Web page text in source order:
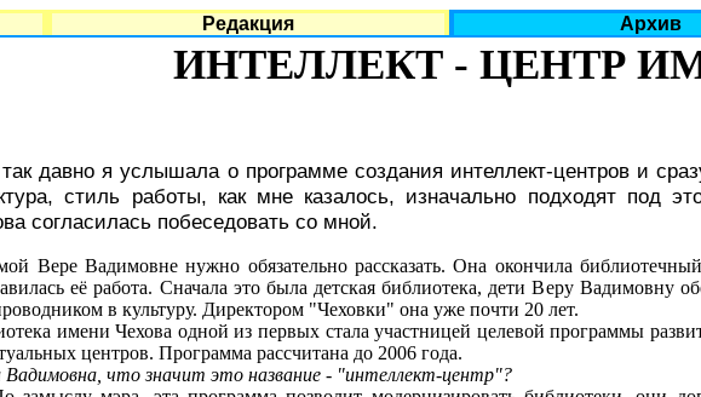
Редакция Архив
ИНТЕЛЛЕКТ - ЦЕНТР
давно я услышала о программе создания интеллект-центров и
стиль работы, как мне казалось, изначально подходят под
согласилась побеседовать со мной.
Вере Вадимовне нужно обязательно рассказать. Она окончила
её работа. Сначала это была детская библиотека, дети Веру Вадимовну
в культуру. Директором "Чеховки" она уже почти 20 лет.
имени Чехова одной из первых стала участницей целевой программы
центров. Программа рассчитана до 2006 года.
Вадимовна, что значит это название - "интеллект-центр"?